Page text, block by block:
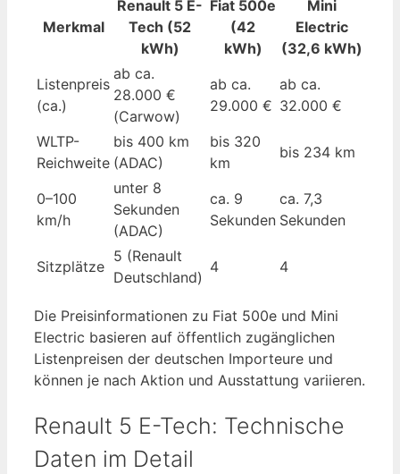
Merkmal
Renault 5 E-
Tech (52
kWh)
Fiat 500e
(42
kWh)
Mini
Electric
(32,6 kWh)
Listenpreis
(ca.)
ab ca.
28.000 €
(Carwow)
ab ca.
29.000 €
ab ca.
32.000 €
WLTP-
Reichweite
bis 400 km
(ADAC)
bis 320
km
bis 234 km
0–100
km/h
unter 8
Sekunden
(ADAC)
ca. 9
Sekunden
ca. 7,3
Sekunden
Sitzplätze
5 (Renault
Deutschland)
4 4
Die Preisinformationen zu Fiat 500e und Mini
Electric basieren auf öffentlich zugänglichen
Listenpreisen der deutschen Importeure und
können je nach Aktion und Ausstattung variieren.
Renault 5 E-Tech: Technische
Daten im Detail